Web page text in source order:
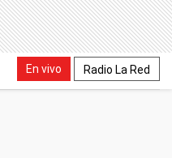
En vivo Radio La Red